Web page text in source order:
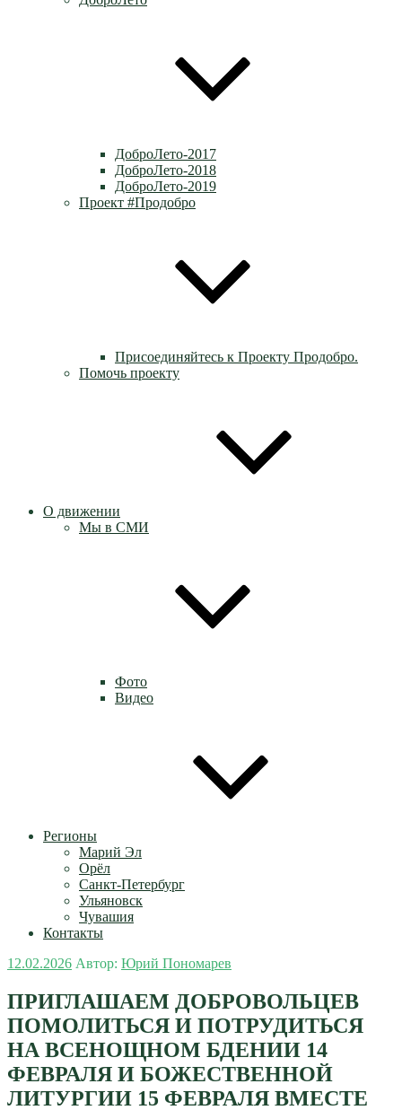
ДоброЛето-2017
ДоброЛето-2018
ДоброЛето-2019
Проект #Продобро
Присоединяйтесь к Проекту Продобро.
Помочь проекту
О движении
Мы в СМИ
Фото
Видео
Регионы
Марий Эл
Орёл
Санкт-Петербург
Ульяновск
Чувашия
Контакты
Опубликовано
12.02.2026 Автор: Юрий Пономарев
ПРИГЛАШАЕМ ДОБРОВОЛЬЦЕВ
ПОМОЛИТЬСЯ И ПОТРУДИТЬСЯ
НА ВСЕНОЩНОМ БДЕНИИ 14
ФЕВРАЛЯ И БОЖЕСТВЕННОЙ
ЛИТУРГИИ 15 ФЕВРАЛЯ ВМЕСТЕ